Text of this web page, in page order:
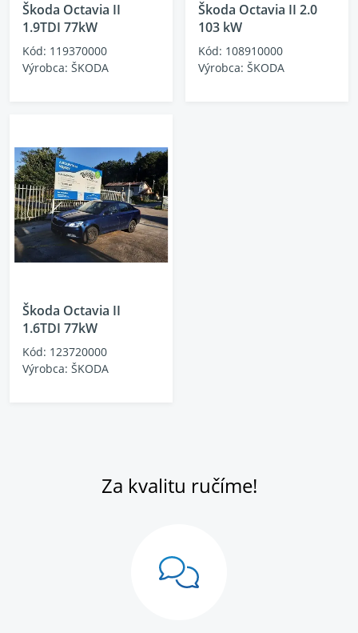
Škoda Octavia II
1.9TDI 77kW
Kód: 119370000
Výrobca: ŠKODA
Škoda Octavia II 2.0
103 kW
Kód: 108910000
Výrobca: ŠKODA
Škoda Octavia II
1.6TDI 77kW
Kód: 123720000
Výrobca: ŠKODA
Za kvalitu ručíme!